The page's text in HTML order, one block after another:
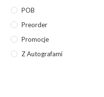
POB
Preorder
Promocje
Z Autografami